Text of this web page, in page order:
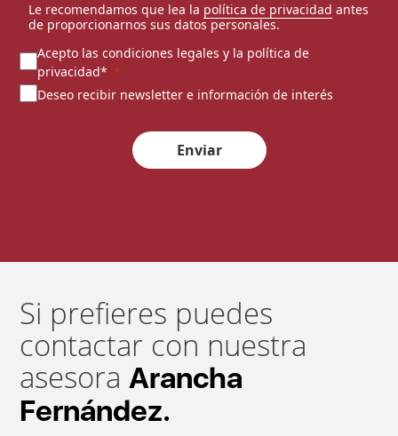
Le recomendamos que lea la política de privacidad antes
de proporcionarnos sus datos personales.
Acepto las condiciones legales y la política de
privacidad*
Deseo recibir newsletter e información de interés
Enviar
Si prefieres puedes
contactar con nuestra
asesoraArancha
Fernández.